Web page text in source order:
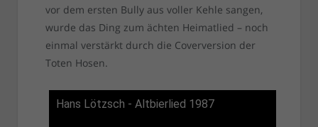
vor dem ersten Bully aus voller Kehle sangen,
wurde das Ding zum ächten Heimatlied – noch
einmal verstärkt durch die Coverversion der
Toten Hosen.
Hans Lötzsch - Altbierlied 1987